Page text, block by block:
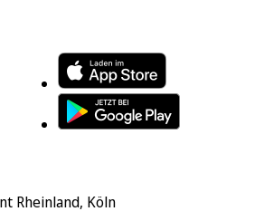
Rheinland, Köln